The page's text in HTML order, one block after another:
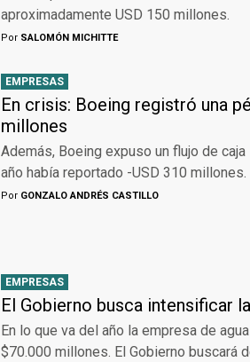
aproximadamente USD 150 millones.
Por SALOMÓN MICHITTE
EMPRESAS
En crisis: Boeing registró una
millones
Además, Boeing expuso un flujo de
año había reportado -USD 310 millones.
Por GONZALO ANDRÉS CASTILLO
EMPRESAS
El Gobierno busca intensificar
En lo que va del año la empresa de
$70.000 millones. El Gobierno buscará